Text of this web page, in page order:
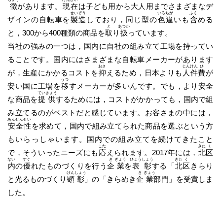
徴があります。 現在は子ども用から大人用までさまざまなデ
ザインの自転車を製
せい
造
ぞう
しており，同じ型の色
いろ
違
ちが
いも 含
ふく
める
と，300から400種類の商品を取
と
り 扱
あつか
っています。
当社の強みの一つは，国内に自社の組み立て工場を持ってい
ることです。国内にはさまざまな自転車メーカーがあります
が，生産にかかるコストを抑
おさ
えるため，日本よりも 人
じん
件
けん
費
ひ
が
安い国に工場を移
うつ
すメーカーが多いんです。でも，より安全
な商品を提
てい
供
きょう
するためには，コストがかかっても，国内で組
み立てるのがベストだと感じています。お客さまの中には，
安
あん
全
ぜん
性
せい
を求めて，国内で組み立てられた商品を選ぶという方
もいらっしゃいます。国内での組み立てを続けてきたこと
で，そういったニーズにも 応
こた
えられます。2017年には， 北
きた
区
く
内
ない
の優
すぐ
れたものづくりを行う企
き
業
ぎょう
を表
ひょう
彰
しょう
する「北
きた
区
く
きらり
と光るものづくり 顕
けん
彰
しょう
」の「きらめき企
き
業
ぎょう
部門」を受賞しま
した。